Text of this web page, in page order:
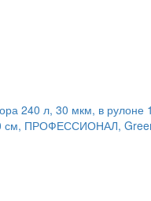
240 л, 30 мкм, в рулоне
см, ПРОФЕССИОНАЛ,